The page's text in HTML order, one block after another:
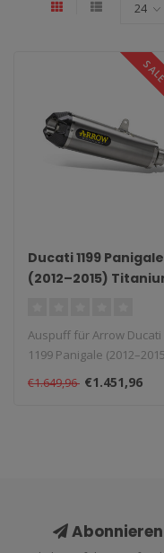
Ducati 1199 Panigale
(2012–2015)
Auspuff für Arrow Ducati
1199 Panigale
Titanium Works Slip-On.
€1.649,96 €1.451,96